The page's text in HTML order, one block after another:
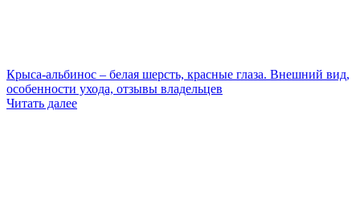
Крыса-альбинос – белая шерсть, красные глаза. Внешний вид,
особенности ухода, отзывы владельцев
Читать далее